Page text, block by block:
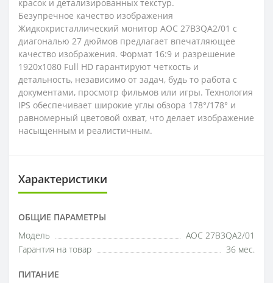
красок и детализированных текстур.
Безупречное качество изображения
Жидкокристаллический монитор AOC 27B3QA2/01 с
диагональю 27 дюймов предлагает впечатляющее
качество изображения. Формат 16:9 и разрешение
1920x1080 Full HD гарантируют четкость и
детальность, независимо от задач, будь то работа с
документами, просмотр фильмов или игры. Технология
IPS обеспечивает широкие углы обзора 178°/178° и
равномерный цветовой охват, что делает изображение
насыщенным и реалистичным.
Характеристики
ОБЩИЕ ПАРАМЕТРЫ
Модель
AOC 27B3QA2/01
Гарантия на товар
36 мес.
ПИТАНИЕ